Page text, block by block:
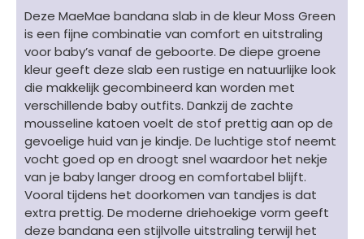
aantal
Deze MaeMae bandana slab in de kleur Moss Green
is een fijne combinatie van comfort en uitstraling
voor baby’s vanaf de geboorte. De diepe groene
kleur geeft deze slab een rustige en natuurlijke look
die makkelijk gecombineerd kan worden met
verschillende baby outfits. Dankzij de zachte
mousseline katoen voelt de stof prettig aan op de
gevoelige huid van je kindje. De luchtige stof neemt
vocht goed op en droogt snel waardoor het nekje
van je baby langer droog en comfortabel blijft.
Vooral tijdens het doorkomen van tandjes is dat
extra prettig. De moderne driehoekige vorm geeft
deze bandana een stijlvolle uitstraling terwijl het